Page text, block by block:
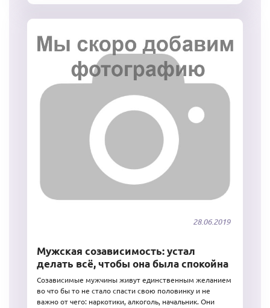
28.06.2019
Мужская созависимость: устал
делать всё, чтобы она была спокойна
Созависимые мужчины живут единственным желанием
во что бы то не стало спасти свою половинку и не
важно от чего: наркотики, алкоголь, начальник. Они